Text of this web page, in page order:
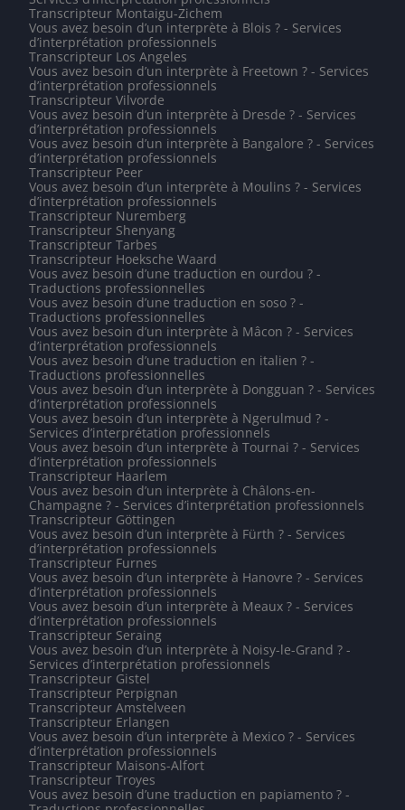
Transcripteur Montaigu-Zichem
Vous avez besoin d’un interprète à Blois ? - Services
d’interprétation professionnels
Transcripteur Los Angeles
Vous avez besoin d’un interprète à Freetown ? - Services
d’interprétation professionnels
Transcripteur Vilvorde
Vous avez besoin d’un interprète à Dresde ? - Services
d’interprétation professionnels
Vous avez besoin d’un interprète à Bangalore ? - Services
d’interprétation professionnels
Transcripteur Peer
Vous avez besoin d’un interprète à Moulins ? - Services
d’interprétation professionnels
Transcripteur Nuremberg
Transcripteur Shenyang
Transcripteur Tarbes
Transcripteur Hoeksche Waard
Vous avez besoin d’une traduction en ourdou ? -
Traductions professionnelles
Vous avez besoin d’une traduction en soso ? -
Traductions professionnelles
Vous avez besoin d’un interprète à Mâcon ? - Services
d’interprétation professionnels
Vous avez besoin d’une traduction en italien ? -
Traductions professionnelles
Vous avez besoin d’un interprète à Dongguan ? - Services
d’interprétation professionnels
Vous avez besoin d’un interprète à Ngerulmud ? -
Services d’interprétation professionnels
Vous avez besoin d’un interprète à Tournai ? - Services
d’interprétation professionnels
Transcripteur Haarlem
Vous avez besoin d’un interprète à Châlons-en-
Champagne ? - Services d’interprétation professionnels
Transcripteur Göttingen
Vous avez besoin d’un interprète à Fürth ? - Services
d’interprétation professionnels
Transcripteur Furnes
Vous avez besoin d’un interprète à Hanovre ? - Services
d’interprétation professionnels
Vous avez besoin d’un interprète à Meaux ? - Services
d’interprétation professionnels
Transcripteur Seraing
Vous avez besoin d’un interprète à Noisy-le-Grand ? -
Services d’interprétation professionnels
Transcripteur Gistel
Transcripteur Perpignan
Transcripteur Amstelveen
Transcripteur Erlangen
Vous avez besoin d’un interprète à Mexico ? - Services
d’interprétation professionnels
Transcripteur Maisons-Alfort
Transcripteur Troyes
Vous avez besoin d’une traduction en papiamento ? -